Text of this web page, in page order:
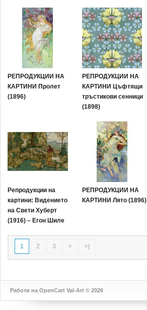
РЕПРОДУКЦИИ НА
КАРТИНИ Пролет
(1896)
РЕПРОДУКЦИИ НА
КАРТИНИ Цъфтящи
тръстикови сенници
(1898)
Репродукции на
картини: Видението
на Свети Хуберт
(1916) – Егон Шиле
РЕПРОДУКЦИИ НА
КАРТИНИ Лято (1896)
1 2 3 > >|
Работи на OpenCart Val-Art © 2026